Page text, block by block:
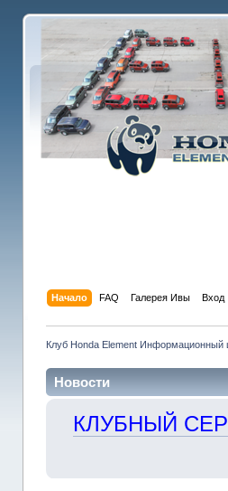
Начало FAQ Галерея Ивы Вход
Клуб Honda Element Информационный
Новости
КЛУБНЫЙ